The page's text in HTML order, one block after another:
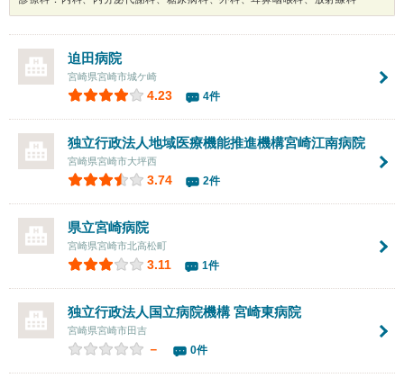
迫田病院
宮崎県宮崎市城ケ崎
4.23 4件
独立行政法人地域医療機能推進機構宮崎江南病院
宮崎県宮崎市大坪西
3.74 2件
県立宮崎病院
宮崎県宮崎市北高松町
3.11 1件
独立行政法人国立病院機構 宮崎東病院
宮崎県宮崎市田吉
－ 0件